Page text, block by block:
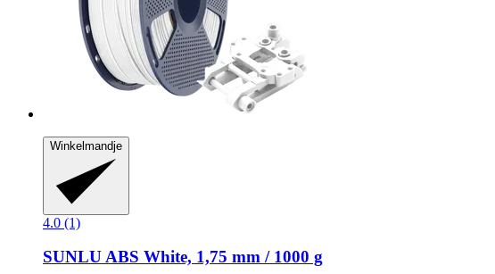
Winkelmandje
4.0 (1)
SUNLUABS White, 1,75 mm / 1000 g